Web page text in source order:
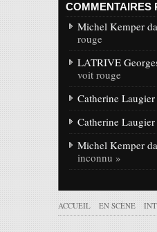
COMMENTAIRES
Michel Kemper
rouge
LATRIVE
voit rouge
Catherine Laugier
Catherine Laugier
Michel Kemper
inconnu »
ACCUEIL EN SCÈNE